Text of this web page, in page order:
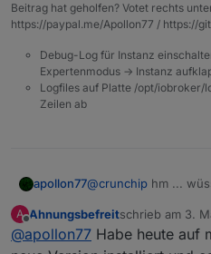
vllt hat sich dadurch
und wurde erst
Hab keine Ahnung,
Beitrag hat geholfen? Votet rechts
https://paypal.me/Apollon77 / https://
Debug-Log für Instanz
Expertenmodus -> Instanz
Logfiles auf Platte /opt/iobroker/
Zeilen ab
apollon77@crunchip hm ...
A
Offline
Ahnungsbefreitschrieb am 3.
zuletzt editiert
@apollon77 Habe heute auf